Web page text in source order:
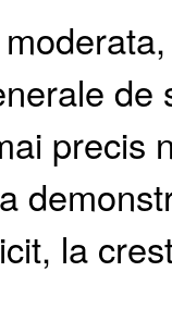
precis
la